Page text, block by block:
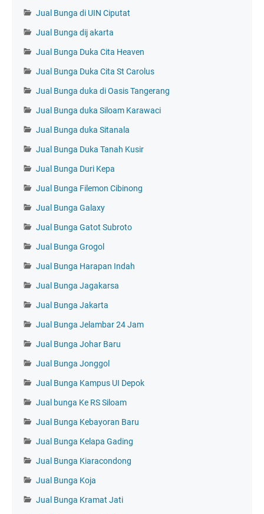
Jual Bunga di UIN Ciputat
Jual Bunga dij akarta
Jual Bunga Duka Cita Heaven
Jual Bunga Duka Cita St Carolus
Jual Bunga duka di Oasis Tangerang
Jual Bunga duka Siloam Karawaci
Jual Bunga duka Sitanala
Jual Bunga Duka Tanah Kusir
Jual Bunga Duri Kepa
Jual Bunga Filemon Cibinong
Jual Bunga Galaxy
Jual Bunga Gatot Subroto
Jual Bunga Grogol
Jual Bunga Harapan Indah
Jual Bunga Jagakarsa
Jual Bunga Jakarta
Jual Bunga Jelambar 24 Jam
Jual Bunga Johar Baru
Jual Bunga Jonggol
Jual Bunga Kampus UI Depok
Jual bunga Ke RS Siloam
Jual Bunga Kebayoran Baru
Jual Bunga Kelapa Gading
Jual Bunga Kiaracondong
Jual Bunga Koja
Jual Bunga Kramat Jati